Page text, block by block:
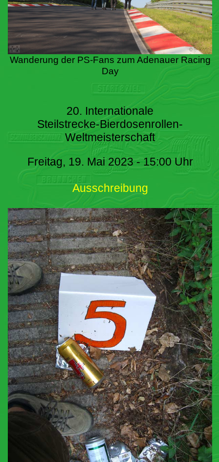
Wanderung der PS-Fans zum Adenauer Racing
Day
20. Internationale
Steilstrecke-Bierdosenrollen-
Weltmeisterschaft
Freitag, 19. Mai 2023 - 15:00 Uhr
Ausschreibung